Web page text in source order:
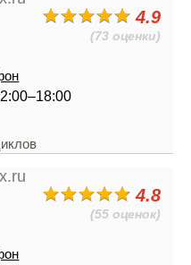
4.9
(73 оценки)
4.8
(55 оценок)